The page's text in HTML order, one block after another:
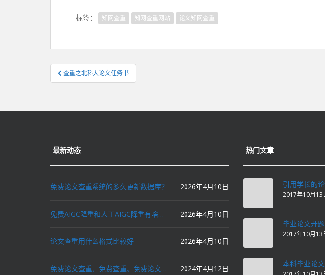
标签： 知网查重 知网查重网站 论文知网查重
文
章
航
查重之北科大论文任务书
最新动态
免费论文查重系统的多久更新数据库？ 2026年4月10日
免费AIGC降重和人工AIGC降重有啥区别？ 2026年4月10日
论文查重用什么格式比较好 2026年4月10日
免费论文查重、免费查重、免费论文降重、免费降重、智能降重、一键降重、降低AIGC写作率、AI写论文，这些名词你了解吗？ 2024年4月12日
热门文章
引用学长的
2017年10月13
毕业论文开
2017年10月13
本科毕业论